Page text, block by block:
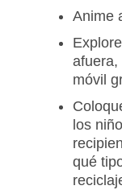
Anime
afuera,
móvil
los
qué